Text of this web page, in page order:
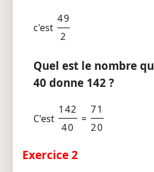
c'est
49
2
Quel est le nombre
40 donne 142 ?
C'est
142
40
=
71
20
Exercice 2